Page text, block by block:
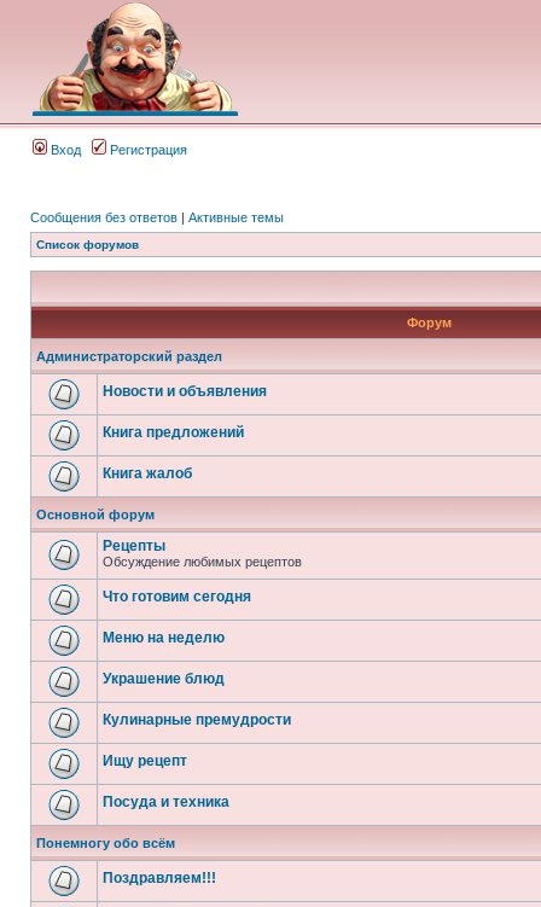
Вход Регистрация
Сообщения без ответов | Активные темы
Список форумов
Форум
Администраторский раздел
Новости и объявления
Книга предложений
Книга жалоб
Основной форум
Рецепты
Обсуждение любимых рецептов
Что готовим сегодня
Меню на неделю
Украшение блюд
Кулинарные премудрости
Ищу рецепт
Посуда и техника
Понемногу обо всём
Поздравляем!!!